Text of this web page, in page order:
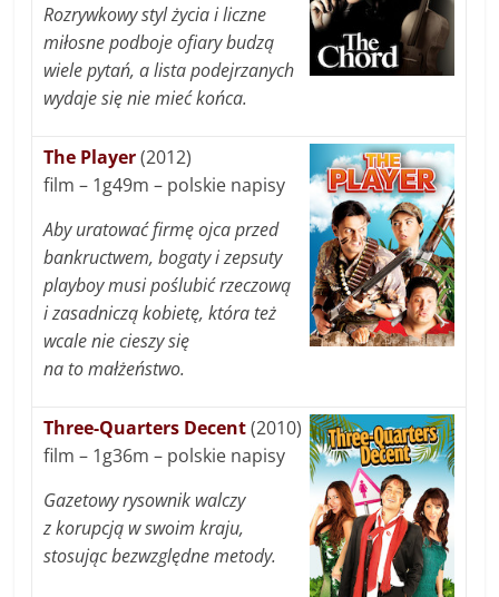
Rozrywkowy styl życia i liczne
miłosne podboje ofiary budzą
wiele pytań, a lista podejrzanych
wydaje się nie mieć końca.
The Player(2012)
film – 1g49m – polskie napisy
Aby uratować firmę ojca przed
bankructwem, bogaty i zepsuty
playboy musi poślubić rzeczową
i zasadniczą kobietę, która też
wcale nie cieszy się
na to małżeństwo.
Three-Quarters Decent(2010)
film – 1g36m – polskie napisy
Gazetowy rysownik walczy
z korupcją w swoim kraju,
stosując bezwzględne metody.